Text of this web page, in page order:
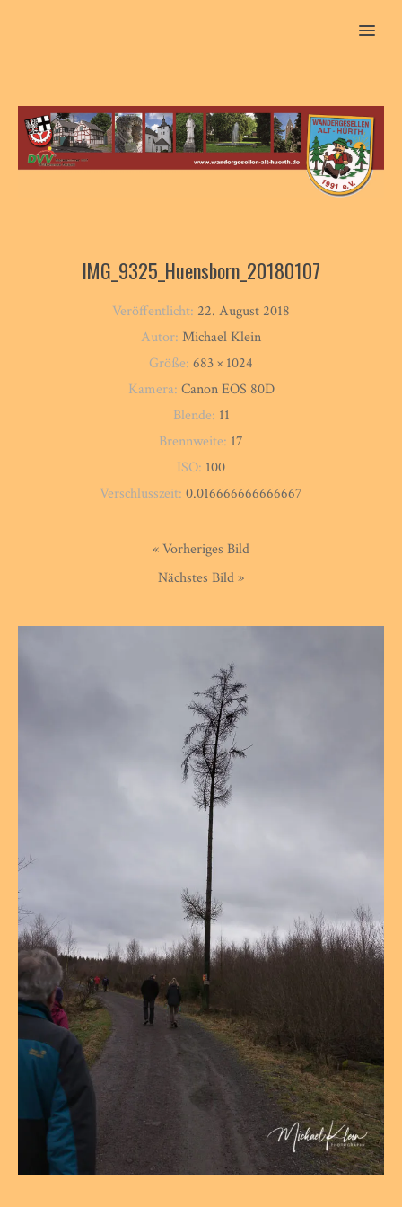
MENU
IMG_9325_Huensborn_20180107
Veröffentlicht: 22. August 2018
Autor: Michael Klein
Größe: 683 × 1024
Kamera: Canon EOS 80D
Blende: 11
Brennweite: 17
ISO: 100
Verschlusszeit: 0.016666666666667
« Vorheriges Bild
Nächstes Bild »